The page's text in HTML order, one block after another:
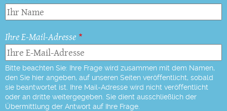
Ihre E-Mail-Adresse
Bitte beachten Sie: Ihre Frage wird zusammen mit dem Namen,
den Sie hier angeben, auf unseren Seiten veröffentlicht, sobald
sie beantwortet ist. Ihre Mail-Adresse wird nicht veröffentlicht
oder an dritte weitergegeben. Sie dient ausschließlich der
Übermittlung der Antwort auf Ihre Frage.